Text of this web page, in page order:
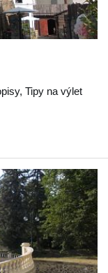
Tipy na výlet